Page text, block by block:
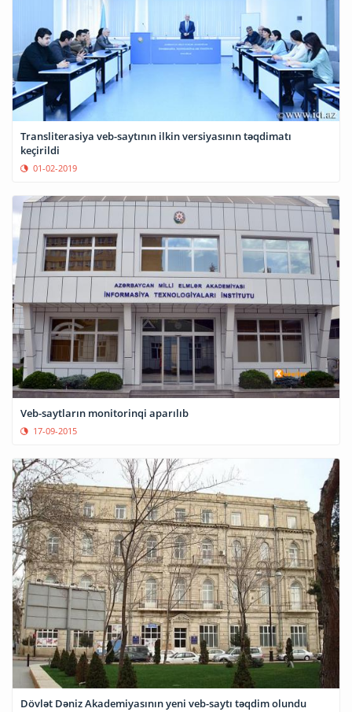
Transliterasiya veb-saytının ilkin versiyasının təqdimatı
keçirildi
01-02-2019
Veb-saytların monitorinqi aparılıb
17-09-2015
Dövlət Dəniz Akademiyasının yeni veb-saytı təqdim olundu